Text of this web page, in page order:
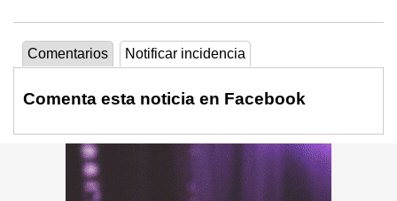
Comentarios Notificar incidencia
Comenta esta noticia en Facebook